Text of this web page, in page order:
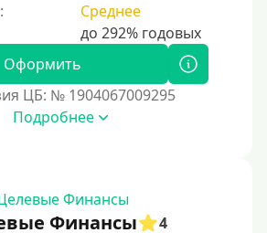
Среднее
Оформить
ЦБ: № 1904067009295
Подробнее
Финансы 4